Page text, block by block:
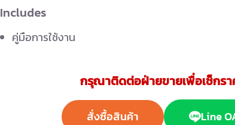
Includes
คู่มือการใช้งาน
กรุณาติดต่อฝ่ายขายเพื่อเช็กรา
สั่งซื้อสินค้า Line